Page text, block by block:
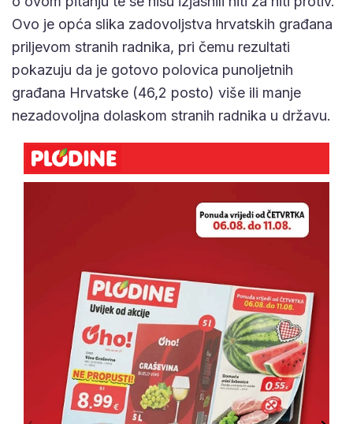
Ovo je opća slika zadovoljstva hrvatskih građana
priljevom stranih radnika, pri čemu rezultati
pokazuju da je gotovo polovica punoljetnih
građana Hrvatske (46,2 posto) više ili manje
nezadovoljna dolaskom stranih radnika u državu.